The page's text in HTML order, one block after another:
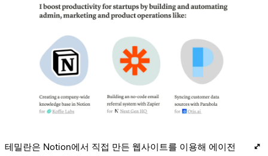
테밀란은 Notion에서 직접 만든 웹사이트를 이용해 에이전